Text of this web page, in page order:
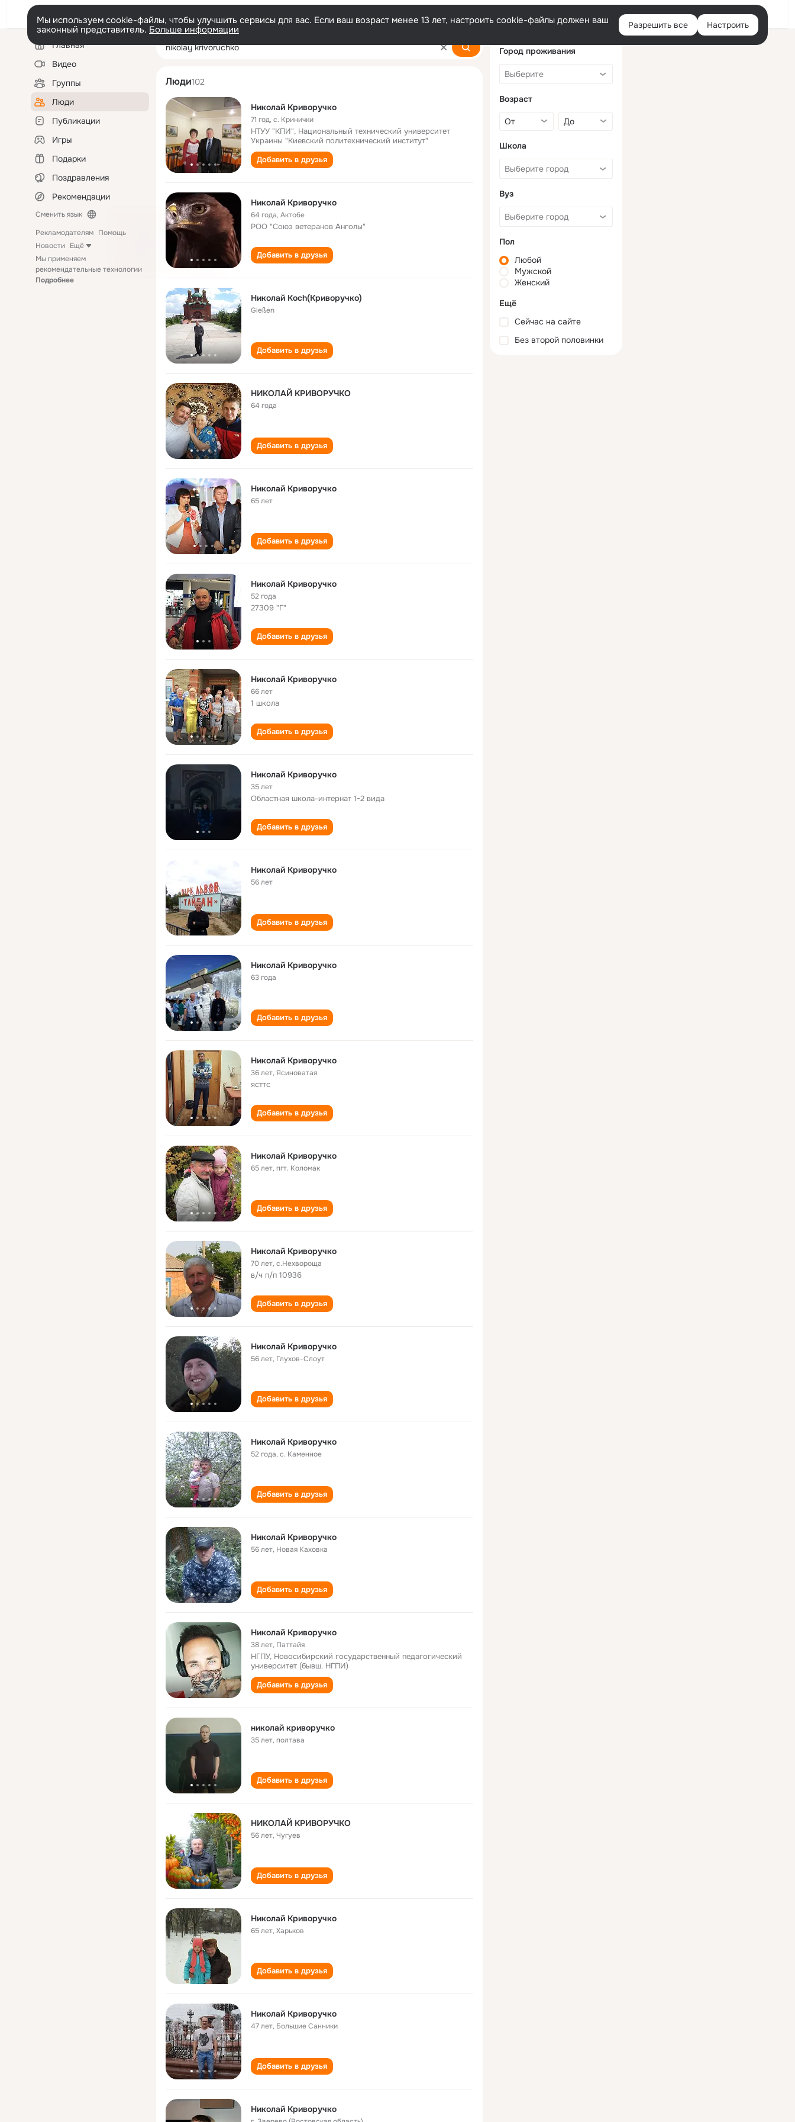
Войти
Мы используем cookie-файлы, чтобы улучшить сервисы для вас. Если ваш возраст менее 13 лет, настроить cookie-файлы должен ваш
законный представитель. Больше информации Разрешить все Настроить
Левая
колонкаГлавная
Видео
Группы
Люди
Публикации
Игры
Подарки
Поздравления
Рекомендации
Сменить язык
Рекламодателям Помощь
Новости Ещё
Мы применяем
рекомендательные технологии
Подробнее
nikolay krivoruchko
Люди102
Николай Криворучко
71 год,с. Кринички
НТУУ "КПИ", Национальный технический университет
Украины "Киевский политехнический институт"
Добавить в друзья
Николай Криворучко
64 года,Актобе
РОО "Союз ветеранов Анголы"
Добавить в друзья
Николай Koch(Криворучко)
Gießen
Добавить в друзья
НИКОЛАЙ КРИВОРУЧКО
64 года
Добавить в друзья
Николай Криворучко
65 лет
Добавить в друзья
Николай Криворучко
52 года
27309 "Г"
Добавить в друзья
Николай Криворучко
66 лет
1 школа
Добавить в друзья
Николай Криворучко
35 лет
Областная школа-интернат 1-2 вида
Добавить в друзья
Николай Криворучко
56 лет
Добавить в друзья
Николай Криворучко
63 года
Добавить в друзья
Николай Криворучко
36 лет,Ясиноватая
ясттс
Добавить в друзья
Николай Криворучко
65 лет,пгт. Коломак
Добавить в друзья
Николай Криворучко
70 лет,с.Нехвороща
в/ч п/п 10936
Добавить в друзья
Николай Криворучко
56 лет, Глухов-Слоут
Добавить в друзья
Николай Криворучко
52 года,с. Каменное
Добавить в друзья
Николай Криворучко
56 лет, Новая Каховка
Добавить в друзья
Николай Криворучко
38 лет, Паттайя
НГПУ, Новосибирский государственный педагогический
университет (бывш. НГПИ)
Добавить в друзья
николай криворучко
35 лет,полтава
Добавить в друзья
НИКОЛАЙ КРИВОРУЧКО
56 лет,Чугуев
Добавить в друзья
Николай Криворучко
65 лет,Харьков
Добавить в друзья
Николай Криворучко
47 лет, Большие Санники
Добавить в друзья
Николай Криворучко
Город проживания
Возраст
Школа
Вуз
Пол
Любой
Мужской
Женский
Ещё
Сейчас на сайте
Без второй половинки